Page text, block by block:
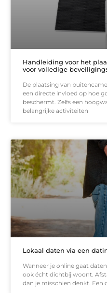
Handleiding voor het
voor volledige
De plaatsing van
een directe invloed op hoe
beschermt. Zelfs een
belangrijke activiteiten
Lokaal daten via een
Wanneer je online gaat
ook écht dichtbij woont.
dan je misschien denkt. Een